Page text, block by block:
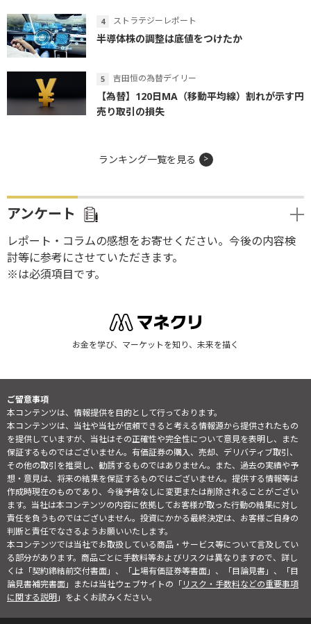
ストラテジーレポート
半導体株の調整は底値をつけたか
吉田恒の為替デイリー
【為替】120日MA（移動平均線）割れが示す円
売り取引の損失
ランキング一覧を見る
アンケート
レポート・コラムの感想をお寄せください。今後の内容検
討等に参考にさせていただきます。
※は必須項目です。
お金を学び、マーケットを知り、未来を描く
ご留意事項
本コンテンツは、情報提供を目的として行っております。
本コンテンツは、当社や当社が信頼できると考える情報源から提供されたもの
を提供していますが、当社はその正確性や完全性について意見を表明し、また
保証するものではございません。有価証券の購入、売却、デリバティブ取引、
その他の取引を推奨し、勧誘するものではありません。また、過去の実績や予
想・意見は、将来の結果を保証するものではございません。提供する情報等は
作成時現在のものであり、今後予告なしに変更または削除されることがござい
ます。当社は本コンテンツの内容に依拠してお客様が取った行動の結果に対し
責任を負うものではございません。投資にかかる最終決定は、お客様ご自身の
判断と責任でなさるようお願いいたします。
本コンテンツでは当社でお取扱している商品・サービス等について言及してい
る部分があります。商品ごとに手数料等およびリスクは異なりますので、詳し
くは「契約締結前交付書面」、「上場有価証券等書面」、「目論見書」、「目
論見書補完書面」または当社ウェブサイトの「リスク・手数料などの重要事項
に関する説明」をよくお読みください。